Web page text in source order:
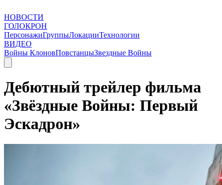
НОВОСТИ
ГОЛОКРОН
ПерсонажиГруппыЛокацииТехнологии
ВИДЕО
Войны КлоновПовстанцыЗвездные Войны
Дебютный трейлер фильма
«Звёздные Войны: Первый
Эскадрон»